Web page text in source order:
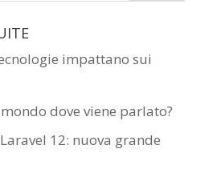
impattano sui
dove viene parlato?
12: nuova grande